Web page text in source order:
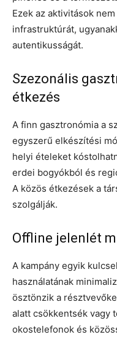
Ezek az aktivitások
infrastruktúrát,
autentikusságát.
Szezonális
étkezés
A finn gasztronómia a
egyszerű elkészítési
helyi ételeket
erdei bogyókból és
A közös étkezések a
szolgálják.
Offline jelenlét
A kampány egyik
használatának
ösztönzik a
alatt csökkentsék vagy
okostelefonok és